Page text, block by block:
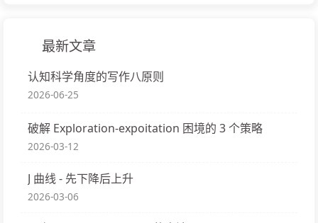
最新文章
认知科学角度的写作八原则
2026-06-25
破解 Exploration-expoitation 困境的 3 个策略
2026-03-12
J 曲线 - 先下降后上升
2026-03-06